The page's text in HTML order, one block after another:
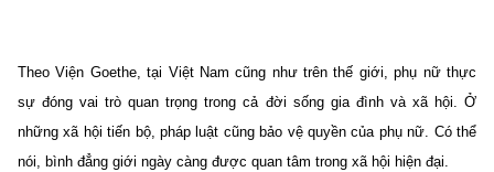
Theo Viện Goethe, tại Việt Nam cũng như trên thế giới, phụ nữ thực
sự đóng vai trò quan trọng trong cả đời sống gia đình và xã hội. Ở
những xã hội tiến bộ, pháp luật cũng bảo vệ quyền của phụ nữ. Có thể
nói, bình đẳng giới ngày càng được quan tâm trong xã hội hiện đại.